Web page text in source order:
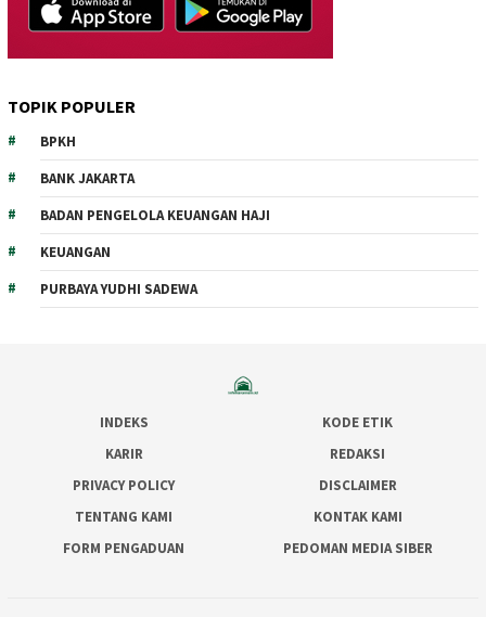
TOPIK POPULER
BPKH
BANK JAKARTA
BADAN PENGELOLA KEUANGAN HAJI
KEUANGAN
PURBAYA YUDHI SADEWA
INDEKS
KODE ETIK
KARIR
REDAKSI
PRIVACY POLICY
DISCLAIMER
TENTANG KAMI
KONTAK KAMI
FORM PENGADUAN
PEDOMAN MEDIA SIBER